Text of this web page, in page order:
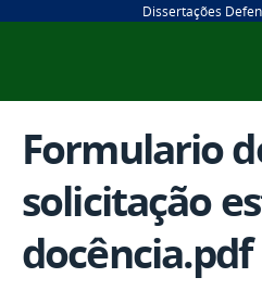
Dissertações
Formulario
solicitação
docência.pdf